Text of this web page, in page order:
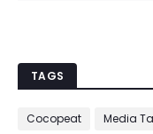
TAGS
Cocopeat Media